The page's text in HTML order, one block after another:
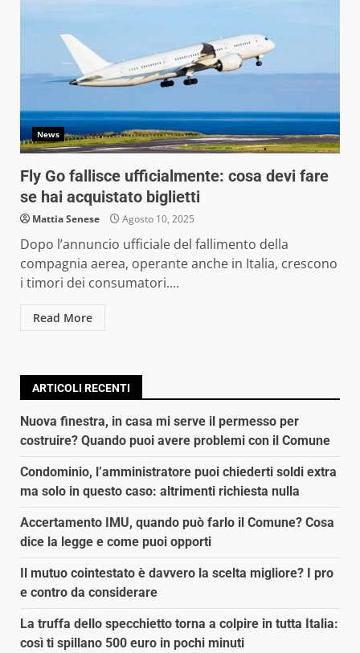
News
Fly Go fallisce ufficialmente: cosa devi fare
se hai acquistato biglietti
Mattia Senese Agosto 10, 2025
Dopo l’annuncio ufficiale del fallimento della
compagnia aerea, operante anche in Italia, crescono
i timori dei consumatori....
Read More
ARTICOLI RECENTI
Nuova finestra, in casa mi serve il permesso per
costruire? Quando puoi avere problemi con il Comune
Condominio, l’amministratore puoi chiederti soldi extra
ma solo in questo caso: altrimenti richiesta nulla
Accertamento IMU, quando può farlo il Comune? Cosa
dice la legge e come puoi opporti
Il mutuo cointestato è davvero la scelta migliore? I pro
e contro da considerare
La truffa dello specchietto torna a colpire in tutta Italia:
così ti spillano 500 euro in pochi minuti